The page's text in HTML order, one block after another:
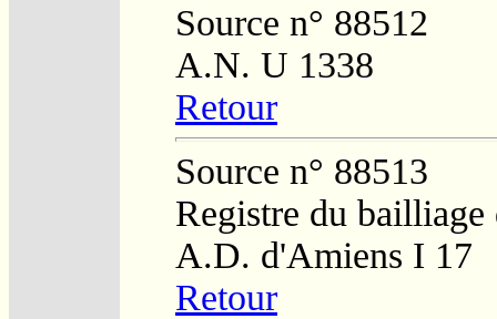
Source n° 88512
A.N. U 1338
Retour
Source n° 88513
Registre du
A.D. d'Amiens I 17
Retour